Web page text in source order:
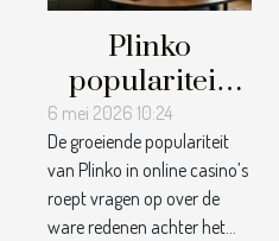
Plinko
populariteit:
toeval of
strategie van
online
casino’s?
6 mei 2026 10:24
De groeiende populariteit
van Plinko in online casino’s
roept vragen op over de
ware redenen achter het...